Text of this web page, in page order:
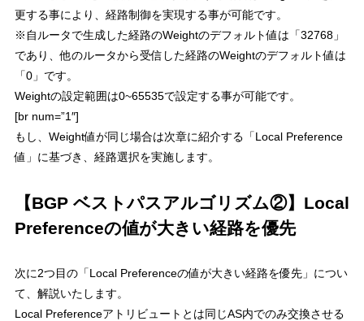
更する事により、経路制御を実現する事が可能です。
※自ルータで生成した経路のWeightのデフォルト値は「32768」
であり、他のルータから受信した経路のWeightのデフォルト値は
「0」です。
Weightの設定範囲は0~65535で設定する事が可能です。
[br num=”1″]
もし、Weight値が同じ場合は次章に紹介する「Local Preference
値」に基づき、経路選択を実施します。
【BGP ベストパスアルゴリズム②】Local
Preferenceの値が大きい経路を優先
次に2つ目の「Local Preferenceの値が大きい経路を優先」につい
て、解説いたします。
Local Preferenceアトリビュートとは同じAS内でのみ交換させる